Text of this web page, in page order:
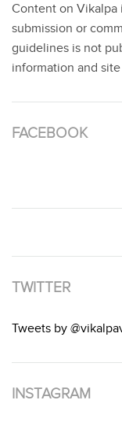
Content on Vikalpa
submission or
guidelines is not
information and
FACEBOOK
TWITTER
Tweets by
INSTAGRAM